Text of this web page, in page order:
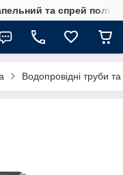
та спрей полив,
Водопровідні труби